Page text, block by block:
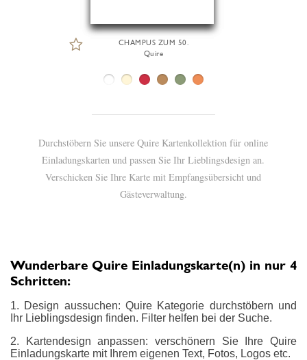
CHAMPUS ZUM 50.
Quire
Durchstöbern Sie unsere Quire Kartenkollektion für online
Einladungskarten und passen Sie Ihr Lieblingsdesign an.
Verschicken Sie Ihre Karte mit Empfangsübersicht und
Gästeverwaltung.
Wunderbare Quire Einladungskarte(n) in nur 4
Schritten:
1. Design aussuchen: Quire Kategorie durchstöbern und
Ihr Lieblingsdesign finden. Filter helfen bei der Suche.
2. Kartendesign anpassen: verschönern Sie Ihre Quire
Einladungskarte mit Ihrem eigenen Text, Fotos, Logos etc.